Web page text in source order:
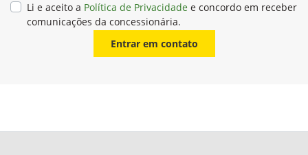
Li e aceito a Política de Privacidade e concordo em receber
comunicações da concessionária.
Entrar em contato